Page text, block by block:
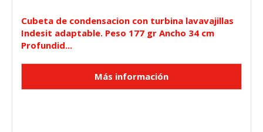
Cubeta de condensacion con turbina lavavajillas
Indesit adaptable. Peso 177 gr Ancho 34 cm
Profundid...